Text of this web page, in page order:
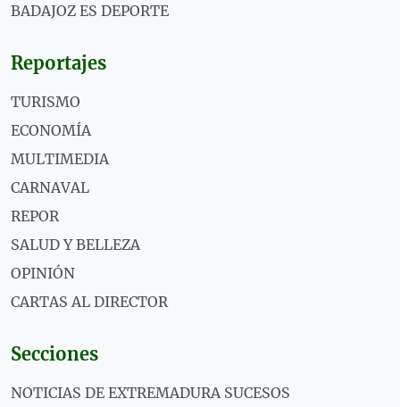
BADAJOZ ES DEPORTE
Reportajes
TURISMO
ECONOMÍA
MULTIMEDIA
CARNAVAL
REPOR
SALUD Y BELLEZA
OPINIÓN
CARTAS AL DIRECTOR
Secciones
NOTICIAS DE EXTREMADURA SUCESOS